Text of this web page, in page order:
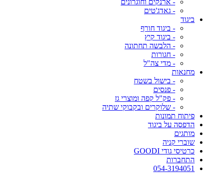
- ארנקים וחוגרונים
- גאדג'טים
ביגוד
- ביגוד חורף
- ביגוד קיץ
- הלבשה תחתונה
- חגורות
- מדי צה"ל
מחנאות
- בישול בשטח
- פנסים
- פק"ל קפה ומוצרי גז
- שלוקרים ובקבוקי שתיה
פיתוח תמונות
הדפסה על ביגוד
מותגים
שוברי קניה
כרטיסי גודי GOODI
התחברות
054-3194051